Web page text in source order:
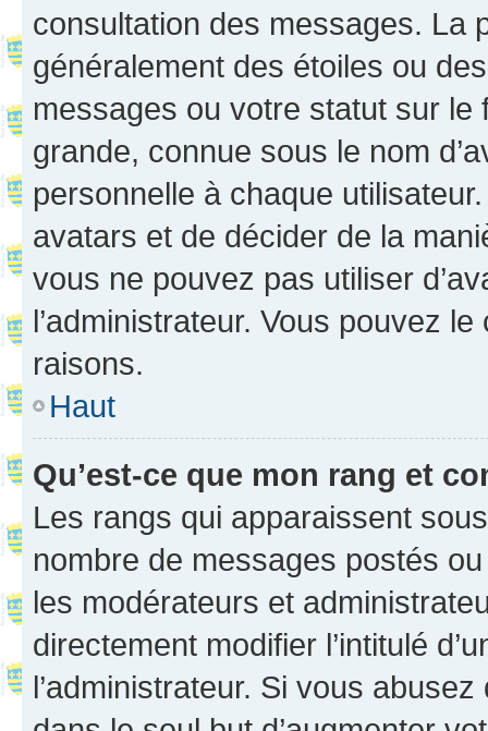
consultation des messages. La
généralement des étoiles ou
messages ou votre statut sur
grande, connue sous le nom
personnelle à chaque utilisateur.
avatars et de décider de la
vous ne pouvez pas utiliser
l’administrateur. Vous pouvez
raisons.
Haut
Qu’est-ce que mon rang et
Les rangs qui apparaissent
nombre de messages postés
les modérateurs et
directement modifier l’intitulé
l’administrateur. Si vous